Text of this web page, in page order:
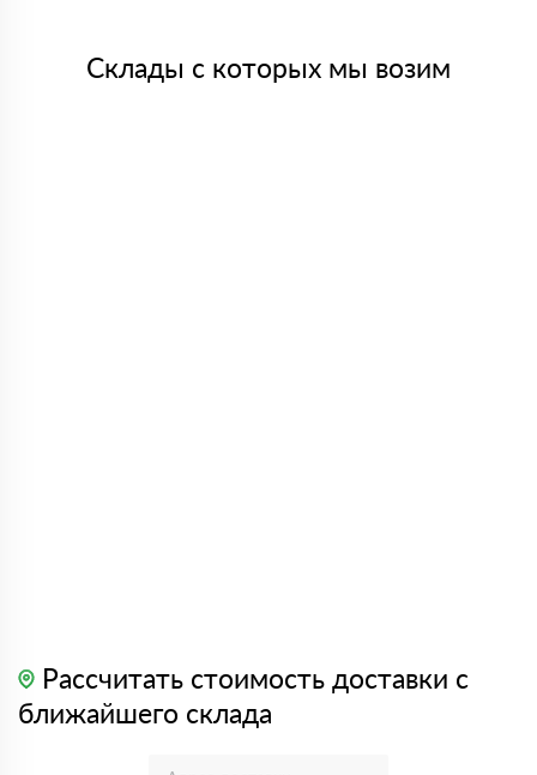
Склады с которых мы возим
Рассчитать стоимость доставки с
ближайшего склада